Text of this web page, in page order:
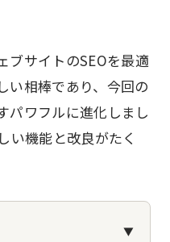
ブサイトのSEOを最適
い相棒であり、今回の
パワフルに進化しまし
い機能と改良がたく
▼